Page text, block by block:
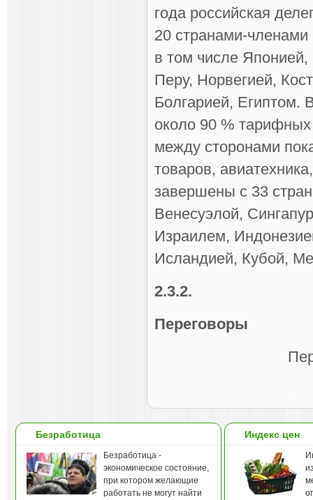
года российская
20 странами-
в том числе
Перу, Норвегией,
Болгарией, Египтом.
около 90 %
между сторонами
товаров,
завершены с 33
Венесуэлой,
Израилем,
Исландией, Кубой,
2.3.2.
Переговоры
Безработица
Безработица -
экономическое состояние,
при котором желающие
работать не могут найти
Индекс цен